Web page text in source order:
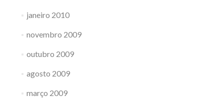
janeiro 2010
novembro 2009
outubro 2009
agosto 2009
março 2009